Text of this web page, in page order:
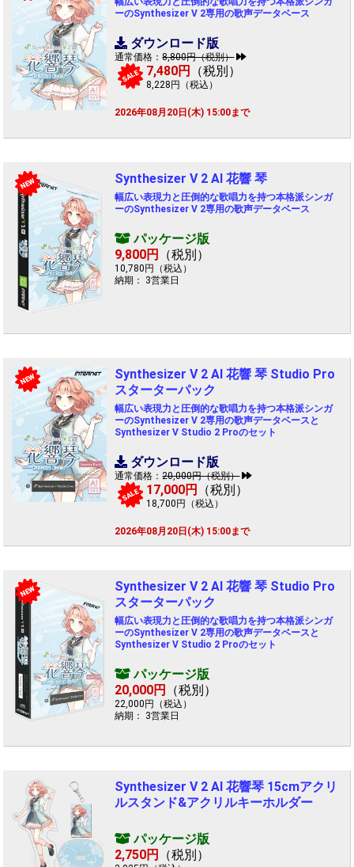
ーのSynthesizer V 2専用の歌声データベース
ダウンロード版
通常価格：8,800円（税別）
SALE 7,480円 （税別）
8,228円（税込）
2026年08月20日(木) 15:00まで
NEW Synthesizer V 2 AI 花響 琴
幅広い表現力と圧倒的な歌唱力を持つ本格派シンガ
ーのSynthesizer V 2専用の歌声データベース
パッケージ版
9,800円
（税別）
10,780円（税込）
納期： 3営業日
NEW
Synthesizer V 2 AI 花響 琴 Studio Pro
スターターパック
幅広い表現力と圧倒的な歌唱力を持つ本格派シンガ
ーのSynthesizer V 2専用の歌声データベースと
Synthesizer V Studio 2 Proのセット
ダウンロード版
通常価格：20,000円（税別）
SALE 17,000円 （税別）
18,700円（税込）
2026年08月20日(木) 15:00まで
NEW
Synthesizer V 2 AI 花響 琴 Studio Pro
スターターパック
幅広い表現力と圧倒的な歌唱力を持つ本格派シンガ
ーのSynthesizer V 2専用の歌声データベースと
Synthesizer V Studio 2 Proのセット
パッケージ版
20,000円
（税別）
22,000円（税込）
納期： 3営業日
Synthesizer V 2 AI 花響琴 15cmアクリ
ルスタンド&アクリルキーホルダー
パッケージ版
2,750円
（税別）